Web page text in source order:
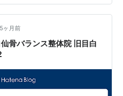
qoG11ZLjz88nysQkz 函館
今，卒業式の袴を無料見学に
ンタル衣裳あおきで…
5ヶ月前
骨バランス整体院 旧目白